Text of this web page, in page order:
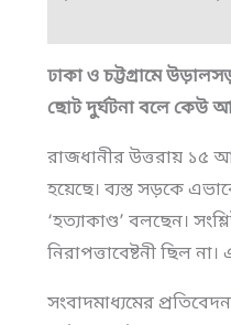
ঢাকা ও চট্টগ্রামে
ছোট দুর্ঘটনা বলে কেউ
রাজধানীর উত্তরায় ১৫
হয়েছে। ব্যস্ত সড়কে
‘হত্যাকাণ্ড’ বলছেন।
নিরাপত্তাবেষ্টনী ছিল
সংবাদমাধ্যমের